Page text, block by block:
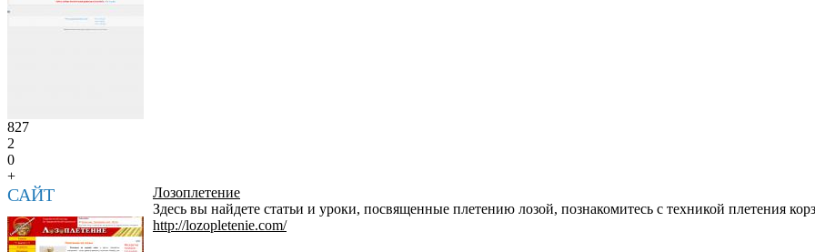
827
2
0
+
САЙТ
Лозоплетение
Здесь вы найдете статьи и уроки, посвященные плетению лозой, познакомитесь с техникой плетения
http://lozopletenie.com/